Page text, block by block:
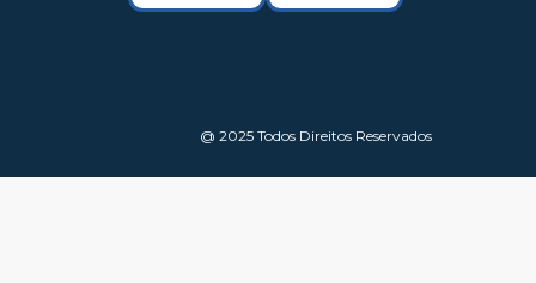
@ 2025 Todos Direitos Reservados